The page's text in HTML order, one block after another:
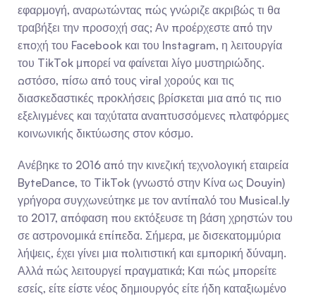
εφαρμογή, αναρωτώντας πώς γνώριζε ακριβώς τι θα
τραβήξει την προσοχή σας; Αν προέρχεστε από την
εποχή του Facebook και του Instagram, η λειτουργία
του TikTok μπορεί να φαίνεται λίγο μυστηριώδης.
Ωστόσο, πίσω από τους viral χορούς και τις
διασκεδαστικές προκλήσεις βρίσκεται μια από τις πιο
εξελιγμένες και ταχύτατα αναπτυσσόμενες πλατφόρμες
κοινωνικής δικτύωσης στον κόσμο.
Ανέβηκε το 2016 από την κινεζική τεχνολογική εταιρεία
ByteDance, το TikTok (γνωστό στην Κίνα ως Douyin)
γρήγορα συγχωνεύτηκε με τον αντίπαλό του Musical.ly
το 2017, απόφαση που εκτόξευσε τη βάση χρηστών του
σε αστρονομικά επίπεδα. Σήμερα, με δισεκατομμύρια
λήψεις, έχει γίνει μια πολιτιστική και εμπορική δύναμη.
Αλλά πώς λειτουργεί πραγματικά; Και πώς μπορείτε
εσείς, είτε είστε νέος δημιουργός είτε ήδη καταξιωμένο